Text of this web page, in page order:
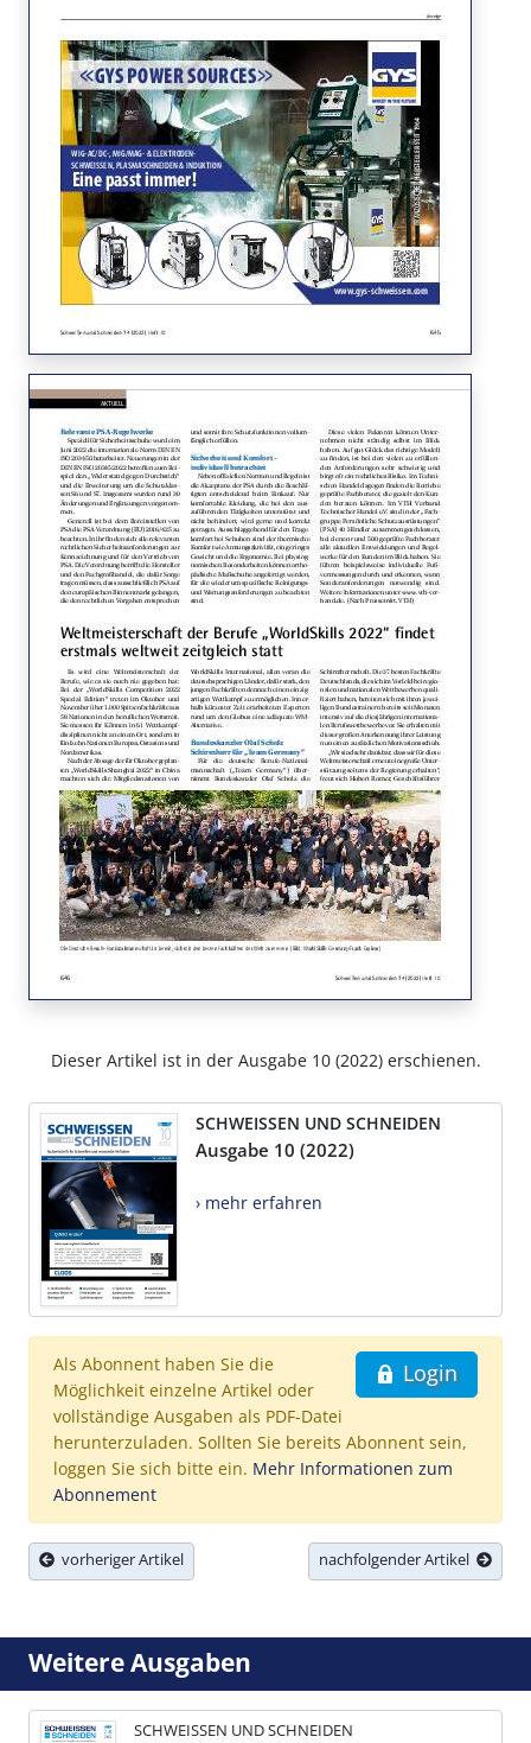
Dieser Artikel ist in der Ausgabe 10 (2022) erschienen.
SCHWEISSEN UND SCHNEIDEN
Ausgabe 10 (2022)
› mehr erfahren
Login
Als Abonnent haben Sie die
Möglichkeit einzelne Artikel oder
vollständige Ausgaben als PDF-Datei
herunterzuladen. Sollten Sie bereits Abonnent sein,
loggen Sie sich bitte ein. Mehr Informationen zum
Abonnement
vorheriger Artikel nachfolgender Artikel
Weitere Ausgaben
SCHWEISSEN UND SCHNEIDEN